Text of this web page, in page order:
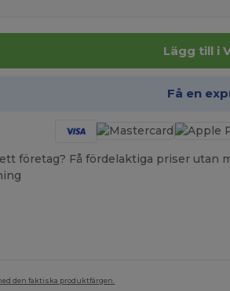
Lägg till i
Få en
företag? Få fördelaktiga priser utan
den faktiska produktfärgen.